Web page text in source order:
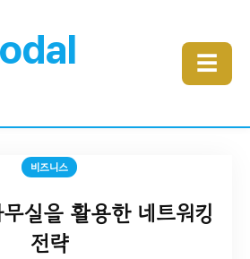
☰
비즈니스
실을 활용한 네트워킹
전략